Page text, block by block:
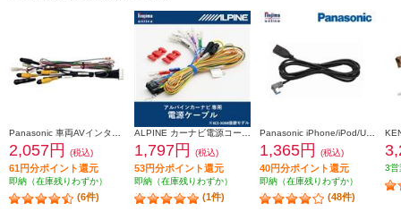
2,057円 (税込)
61円分ポイント還元
即納（在庫残りわずか）
(6件)
1,797円 (税込)
53円分ポイント還元
即納（在庫残りわずか）
(1件)
1,365円 (税込)
40円分ポイント還元
即納（在庫残りわずか）
(48件)
3営